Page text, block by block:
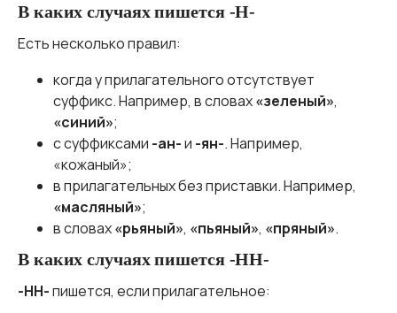
В каких случаях пишется -Н-
Есть несколько правил:
когда у прилагательного отсутствует
суффикс. Например, в словах«зеленый»,
«синий»;
с суффиксами -ан-и -ян-. Например,
«кожаный»;
в прилагательных без приставки. Например,
«масляный»;
в словах«рьяный», «пьяный», «пряный».
В каких случаях пишется -НН-
-НН-пишется, если прилагательное: